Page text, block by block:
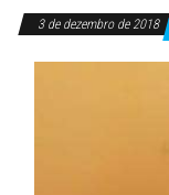
3 de dezembro de 2018